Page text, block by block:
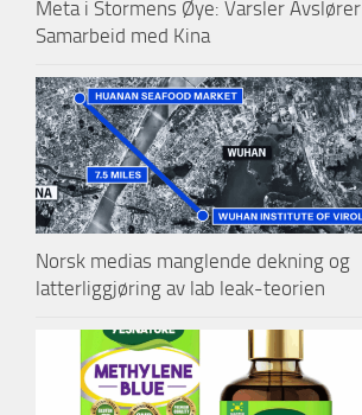
Meta i Stormens Øye: Varsler Avslører
Samarbeid med Kina
Norsk medias manglende dekning og
latterliggjøring av lab leak-teorien